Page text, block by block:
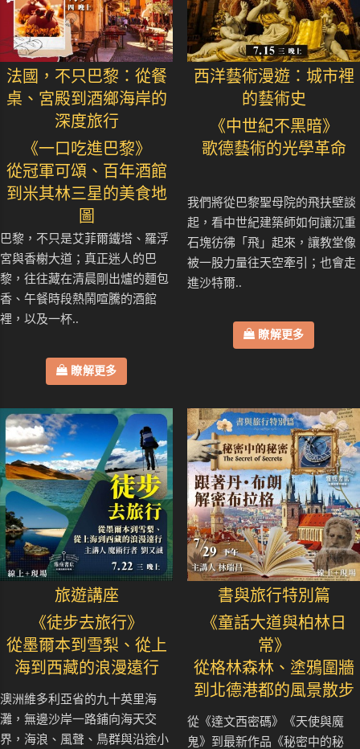
法國，不只巴黎：從餐
桌、宮殿到酒鄉海岸的
深度旅行
《一口吃進巴黎》
從冠軍可頌、百年酒館
到米其林三星的美食地
圖
巴黎，不只是艾菲爾鐵塔、羅浮
宮與香榭大道；真正迷人的巴
黎，往往藏在清晨剛出爐的麵包
香、午餐時段熱鬧喧騰的酒館
裡，以及一杯..
瞭解更多
西洋藝術漫遊：城市裡
的藝術史
《中世紀不黑暗》
歌德藝術的光學革命
我們將從巴黎聖母院的飛扶壁談
起，看中世紀建築師如何讓沉重
石塊彷彿「飛」起來，讓教堂像
被一股力量往天空牽引；也會走
進沙特爾..
瞭解更多
旅遊講座
《徒步去旅行》
從墨爾本到雪梨、從上
海到西藏的浪漫遠行
澳洲維多利亞省的九十英里海
灘，無邊沙岸一路鋪向海天交
界，海浪、風聲、鳥群與沿途小
書與旅行特別篇
《童話大道與柏林日
常》
從格林森林、塗鴉圍牆
到北德港都的風景散步
從《達文西密碼》《天使與魔
鬼》到最新作品《秘密中的秘